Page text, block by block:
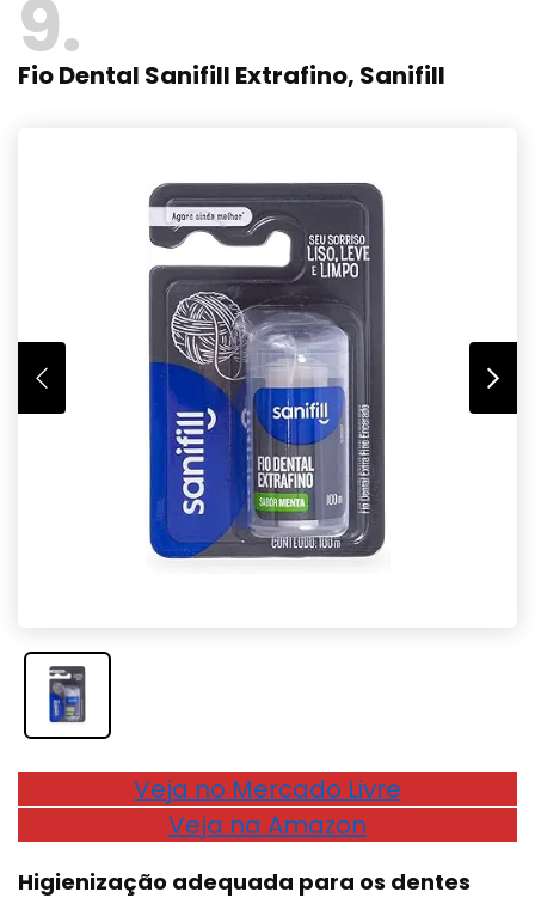
9
Fio Dental Sanifill Extrafino, Sanifill
Veja no Mercado Livre
Veja na Amazon
Higienização adequada para os dentes